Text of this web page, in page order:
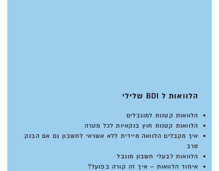
הלוואות ל BDI שלילי
הלוואות קטנות למוגבלים
הלוואות קטנות חוץ בנקאיות לכל מטרה
איך מקבלים הלוואה מיידית ללא אשראי לחשבון גם אם הבנק
סרב
הלוואות לבעלי חשבון מוגבל
איחוד הלוואות – איך זה קורה בפועל?